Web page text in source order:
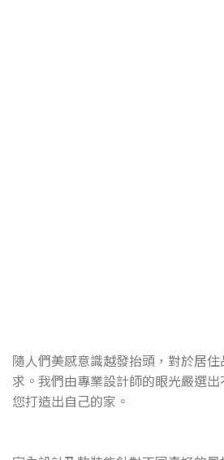
隨人們美感意識越發抬頭，對於居
求。我們由專業設計師的眼光嚴選
您打造出自己的家。